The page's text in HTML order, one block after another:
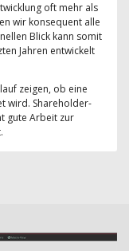
oft mehr als
wir konsequent alle
Blick kann somit
Jahren entwickelt
zeigen, ob eine
wird. Shareholder-
gute Arbeit zur